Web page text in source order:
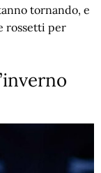
tornando, e
rossetti per